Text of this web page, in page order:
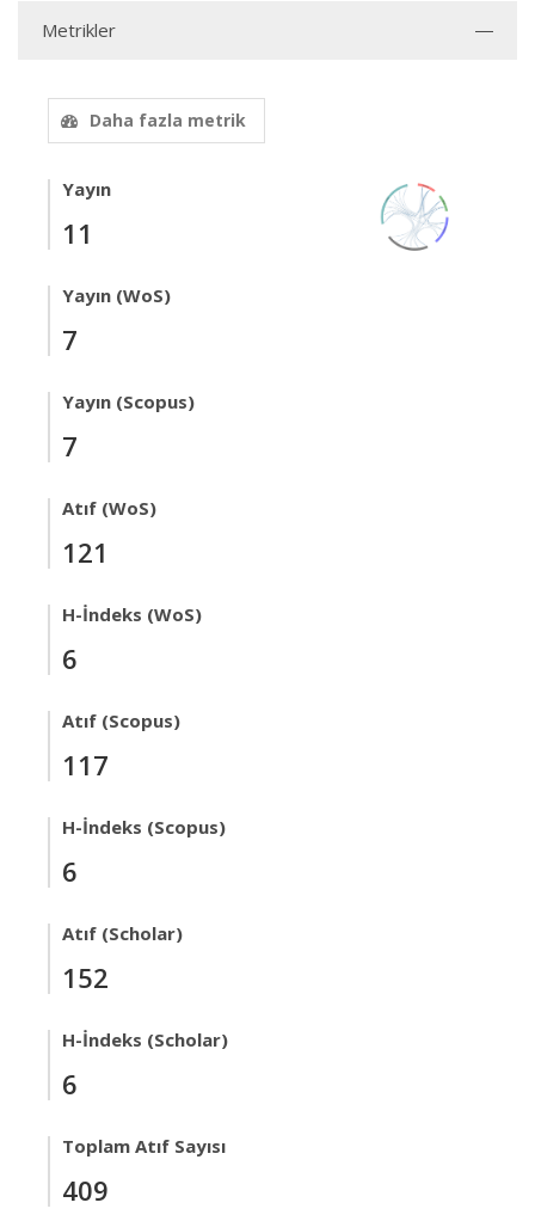
Metrikler
Daha fazla metrik
Yayın
11
Yayın (WoS)
7
Yayın (Scopus)
7
Atıf (WoS)
121
H-İndeks (WoS)
6
Atıf (Scopus)
117
H-İndeks (Scopus)
6
Atıf (Scholar)
152
H-İndeks (Scholar)
6
Toplam Atıf Sayısı
409